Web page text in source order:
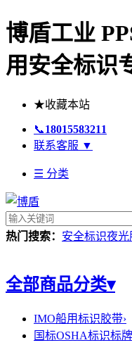
博盾工业
用安全标识
★收藏本站
📞18015583211
联系客服 ▼
☰ 分类
热门搜索： 安全标识夜光
全部商品分类▾
IMO船用标识胶带›
国标OSHA标识标牌